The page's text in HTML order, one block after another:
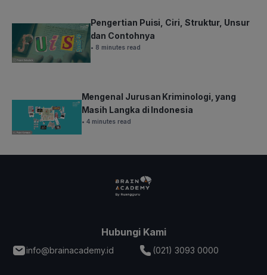
Pengertian Puisi, Ciri, Struktur, Unsur
dan Contohnya
• 8 minutes read
Mengenal Jurusan Kriminologi, yang
Masih Langka di Indonesia
• 4 minutes read
Hubungi Kami
info@brainacademy.id (021) 3093 0000